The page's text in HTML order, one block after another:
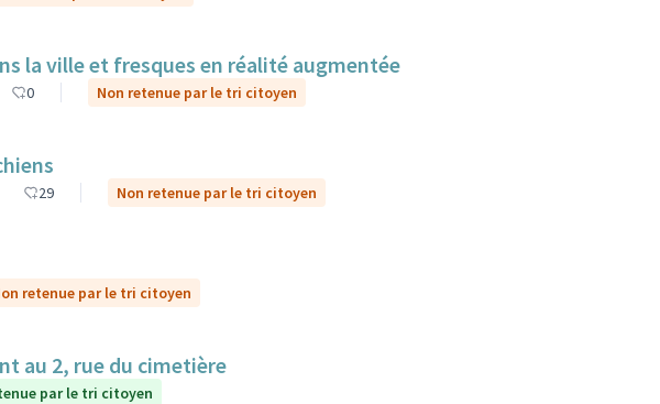
la ville et fresques en réalité augmentée
0 Non retenue par le tri citoyen
29 Non retenue par le tri citoyen
retenue par le tri citoyen
au 2, rue du cimetière
par le tri citoyen